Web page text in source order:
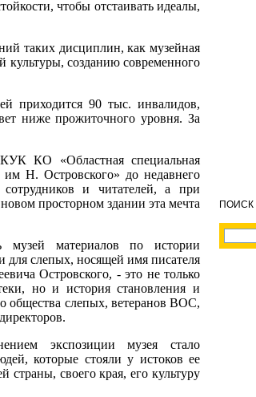
чтобы отстаивать идеалы,
таких дисциплин, как музейная
культуры, созданию современного
приходится 90 тыс. инвалидов,
ниже прожиточного уровня. За
КО «Областная специальная
им Н. Островского» до недавнего
и читателей, а при
просторном здании эта мечта
музей материалов по истории
для слепых, носящей имя писателя
Островского, - это не только
но и история становления и
общества слепых, ветеранов ВОС,
экспозиции музея стало
которые стояли у истоков ее
страны, своего края, его культуру
ПОИСК